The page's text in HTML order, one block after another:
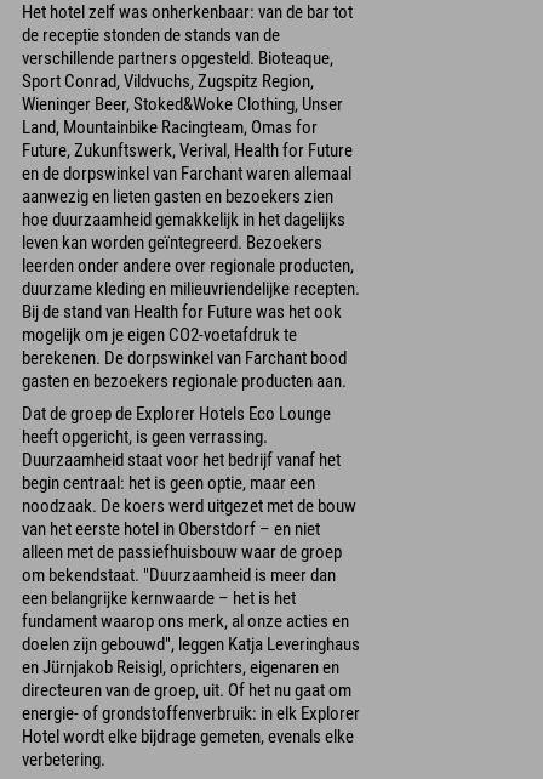
Het hotel zelf was onherkenbaar: van de bar tot
de receptie stonden de stands van de
verschillende partners opgesteld. Bioteaque,
Sport Conrad, Vildvuchs, Zugspitz Region,
Wieninger Beer, Stoked&Woke Clothing, Unser
Land, Mountainbike Racingteam, Omas for
Future, Zukunftswerk, Verival, Health for Future
en de dorpswinkel van Farchant waren allemaal
aanwezig en lieten gasten en bezoekers zien
hoe duurzaamheid gemakkelijk in het dagelijks
leven kan worden geïntegreerd. Bezoekers
leerden onder andere over regionale producten,
duurzame kleding en milieuvriendelijke recepten.
Bij de stand van Health for Future was het ook
mogelijk om je eigen CO2-voetafdruk te
berekenen. De dorpswinkel van Farchant bood
gasten en bezoekers regionale producten aan.
Dat de groep de Explorer Hotels Eco Lounge
heeft opgericht, is geen verrassing.
Duurzaamheid staat voor het bedrijf vanaf het
begin centraal: het is geen optie, maar een
noodzaak. De koers werd uitgezet met de bouw
van het eerste hotel in Oberstdorf – en niet
alleen met de passiefhuisbouw waar de groep
om bekendstaat. "Duurzaamheid is meer dan
een belangrijke kernwaarde – het is het
fundament waarop ons merk, al onze acties en
doelen zijn gebouwd", leggen Katja Leveringhaus
en Jürnjakob Reisigl, oprichters, eigenaren en
directeuren van de groep, uit. Of het nu gaat om
energie- of grondstoffenverbruik: in elk Explorer
Hotel wordt elke bijdrage gemeten, evenals elke
verbetering.